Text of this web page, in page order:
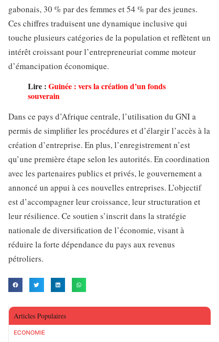
gabonais, 30 % par des femmes et 54 % par des jeunes.
Ces chiffres traduisent une dynamique inclusive qui
touche plusieurs catégories de la population et reflètent un
intérêt croissant pour l’entrepreneuriat comme moteur
d’émancipation économique.
Lire : Guinée : vers la création d’un fonds
souverain
Dans ce pays d’Afrique centrale, l’utilisation du GNI a
permis de simplifier les procédures et d’élargir l’accès à la
création d’entreprise. En plus, l’enregistrement n’est
qu’une première étape selon les autorités. En coordination
avec les partenaires publics et privés, le gouvernement a
annoncé un appui à ces nouvelles entreprises. L’objectif
est d’accompagner leur croissance, leur structuration et
leur résilience. Ce soutien s’inscrit dans la stratégie
nationale de diversification de l’économie, visant à
réduire la forte dépendance du pays aux revenus
pétroliers.
Articles Populaires
ECONOMIE